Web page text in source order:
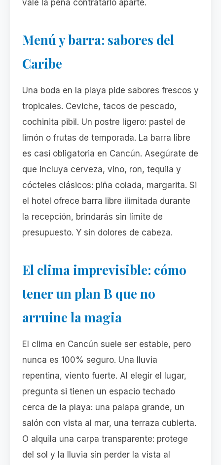
vale la pena contratarlo aparte.
Menú y barra: sabores del
Caribe
Una boda en la playa pide sabores frescos y
tropicales. Ceviche, tacos de pescado,
cochinita pibil. Un postre ligero: pastel de
limón o frutas de temporada. La barra libre
es casi obligatoria en Cancún. Asegúrate de
que incluya cerveza, vino, ron, tequila y
cócteles clásicos: piña colada, margarita. Si
el hotel ofrece barra libre ilimitada durante
la recepción, brindarás sin límite de
presupuesto. Y sin dolores de cabeza.
El clima imprevisible: cómo
tener un plan B que no
arruine la magia
El clima en Cancún suele ser estable, pero
nunca es 100% seguro. Una lluvia
repentina, viento fuerte. Al elegir el lugar,
pregunta si tienen un espacio techado
cerca de la playa: una palapa grande, un
salón con vista al mar, una terraza cubierta.
O alquila una carpa transparente: protege
del sol y la lluvia sin perder la vista al